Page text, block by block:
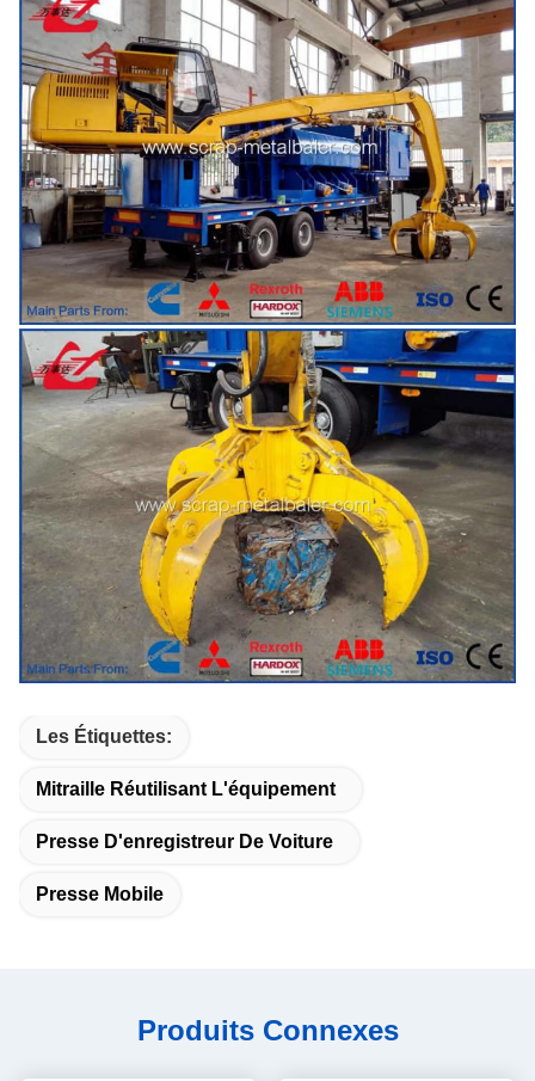
Les Étiquettes:
Mitraille Réutilisant L'équipement
Presse D'enregistreur De Voiture
Presse Mobile
Produits Connexes